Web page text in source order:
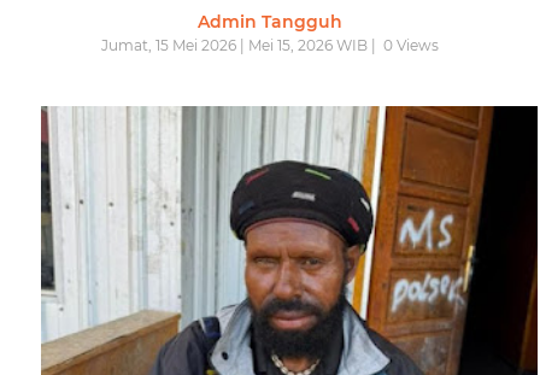
Admin Tangguh
Jumat, 15 Mei 2026 | Mei 15, 2026 WIB | 0 Views